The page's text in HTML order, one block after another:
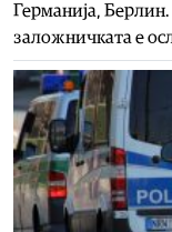
Германија,
заложничката е